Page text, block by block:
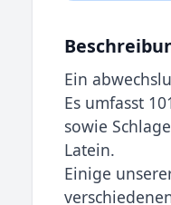
Ein
Es umfasst
sowie
Latein.
Einige